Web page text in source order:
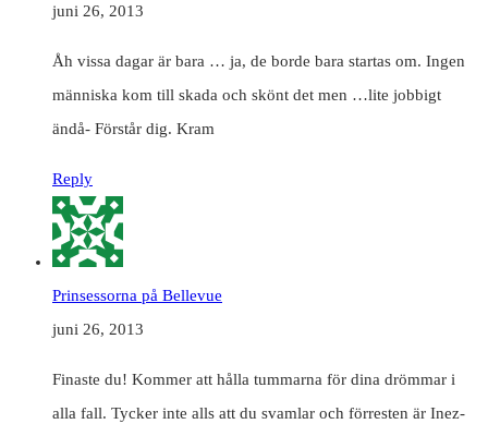
juni 26, 2013
Åh vissa dagar är bara … ja, de borde bara startas om. Ingen
människa kom till skada och skönt det men …lite jobbigt
ändå- Förstår dig. Kram
Reply
Prinsessorna på Bellevue
juni 26, 2013
Finaste du! Kommer att hålla tummarna för dina drömmar i
alla fall. Tycker inte alls att du svamlar och förresten är Inez-